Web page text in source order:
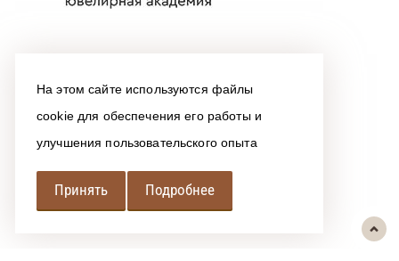
На этом сайте используются файлы
cookie для обеспечения его работы и
улучшения пользовательского опыта
Принять Подробнее